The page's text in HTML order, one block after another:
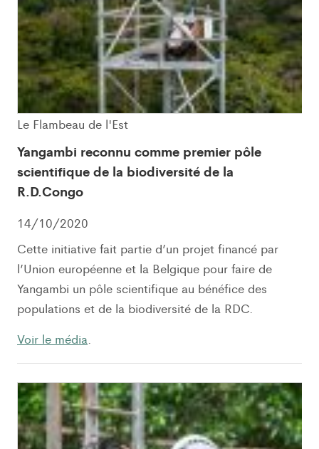
Le Flambeau de l'Est
Yangambi reconnu comme premier pôle
scientifique de la biodiversité de la
R.D.Congo
14/10/2020
Cette initiative fait partie d’un projet financé par
l’Union européenne et la Belgique pour faire de
Yangambi un pôle scientifique au bénéfice des
populations et de la biodiversité de la RDC.
Voir le média.